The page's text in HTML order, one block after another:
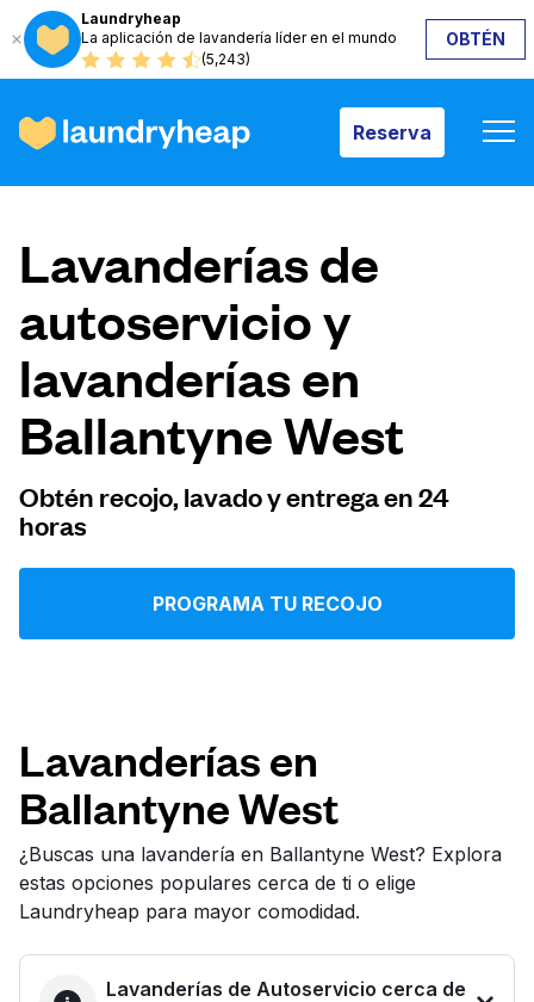
Laundryheap
La aplicación de lavandería líder en el mundo
(5,243)
OBTÉN
Reserva
Reserva
Cómo funciona
Precios y servicios
Quiénes somos
Para las empresas
Iniciar sesión
Síguenos en
Lavanderías de
autoservicio y
lavanderías en
Ballantyne West
Obtén recojo, lavado y entrega en 24
horas
PROGRAMA TU RECOJO
Lavanderías en
Ballantyne West
¿Buscas una lavandería en Ballantyne West? Explora
estas opciones populares cerca de ti o elige
Laundryheap para mayor comodidad.
Lavanderías de Autoservicio cerca de